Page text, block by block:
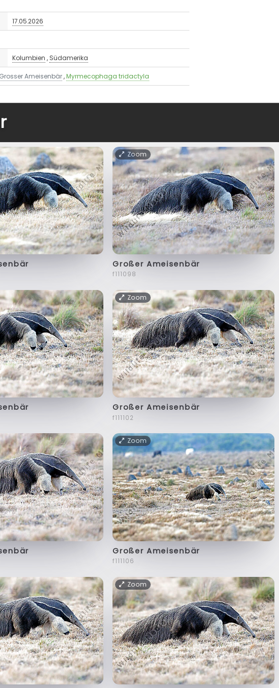
17.05.2026
Kolumbien , Südamerika
Grosser Ameisenbär,Myrmecophaga tridactyla
Zoom
Großer Ameisenbär
f111098
Zoom
Großer Ameisenbär
f111102
Zoom
Großer Ameisenbär
f111106
Zoom